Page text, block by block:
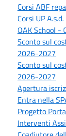
Corsi ABF
Corsi UP A.s.d.
OAK School
Sconto sul
2026-2027
Sconto sul
2026-2027
Apertura
Entra nella
Progetto
Interventi